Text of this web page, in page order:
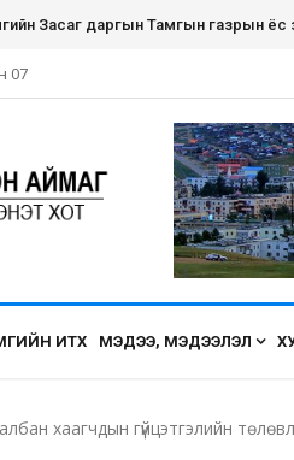
хүмүүсийн нэгдэл болсон Эрдэнэт
07
ИТХ МЭДЭЭ, МЭДЭЭЛЭЛ
хаагчдын гүйцэтгэлийн